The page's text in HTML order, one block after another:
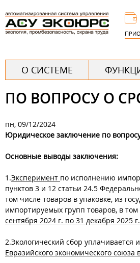
л
а
н
е
О СИСТЕМЕ
ПО ВОПРОСУ О
пн, 09/12/2024
Юридическое заключение по
Основные выводы заключения:
1.Эксперимент по исполнению
пунктов 3 и 12 статьи 24.5
том числе товаров в упаковке, из
импортируемых групп товаров, в
сентября 2024 г. по 31 декабря 2025 г.
2.Экологический сбор уплачивается
Евразийского экономического